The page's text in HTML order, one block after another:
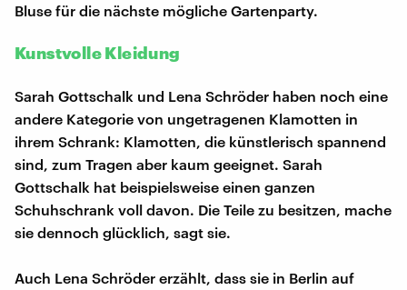
Bluse für die nächste mögliche Gartenparty.
Kunstvolle Kleidung
Sarah Gottschalk und Lena Schröder haben noch eine
andere Kategorie von ungetragenen Klamotten in
ihrem Schrank: Klamotten, die künstlerisch spannend
sind, zum Tragen aber kaum geeignet. Sarah
Gottschalk hat beispielsweise einen ganzen
Schuhschrank voll davon. Die Teile zu besitzen, mache
sie dennoch glücklich, sagt sie.
Auch Lena Schröder erzählt, dass sie in Berlin auf